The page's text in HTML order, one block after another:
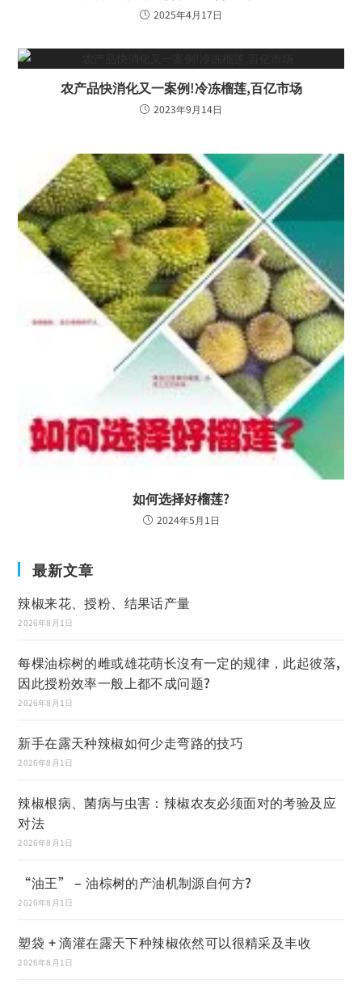
2025年4月17日
农产品快消化又一案例!冷冻榴莲,百亿市场
2023年9月14日
如何选择好榴莲?
2024年5月1日
最新文章
辣椒来花、授粉、结果话产量
2026年8月1日
每棵油棕树的雌或雄花萌长沒有一定的规律，此起彼落,
因此授粉效率一般上都不成问题?
2026年8月1日
新手在露天种辣椒如何少走弯路的技巧
2026年8月1日
辣椒根病、菌病与虫害：辣椒农友必须面对的考验及应
对法
2026年8月1日
“油王” – 油棕树的产油机制源自何方?
2026年8月1日
塑袋 + 滴灌在露天下种辣椒依然可以很精采及丰收
2026年8月1日